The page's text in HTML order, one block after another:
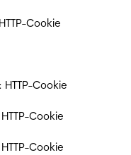
Cookie
: HTTP-Cookie
Cookie
Cookie